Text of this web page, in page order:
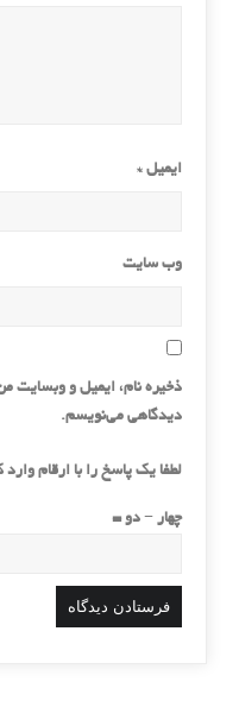
ایمیل *
وب‌ سایت
ذخیره نام، ایمیل و وبسایت
دیدگاهی می‌نویسم.
لطفا یک پاسخ را با ارقام وارد
چهار − دو =